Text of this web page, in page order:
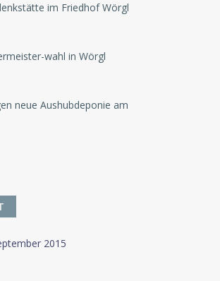
im Friedhof Wörgl
wahl in Wörgl
neue Aushubdeponie am
2015